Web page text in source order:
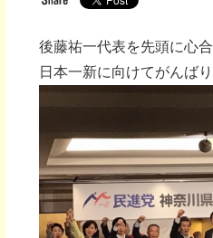
後藤祐一代表を先頭に心
日本一新に向けてがんばり